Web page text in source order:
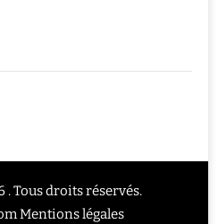
Tous droits réservés.
Mentions légales